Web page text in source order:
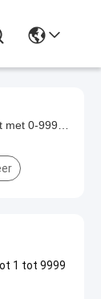
0-9999
1 tot 9999